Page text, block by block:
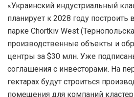
«Украинский индустриальный
планирует к 2028 году построить
парке Chortkiv West
производственные объекты и
центры за $30 млн. Уже
соглашения с инвесторами. На
гектарах будут строиться
помещения для компаний